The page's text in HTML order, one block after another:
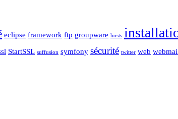
eclipse framework ftp groupware hosts
StartSSL suffusion symfony sécurité twitter web